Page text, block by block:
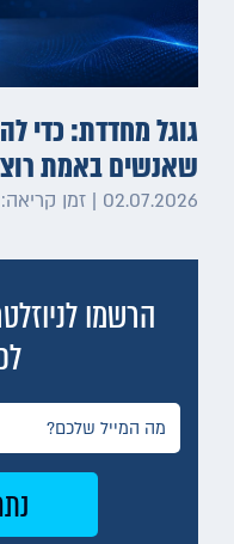
שאנשים באמת
02.07.2026 | זמן קריאה: 5 דק׳
הרשמו